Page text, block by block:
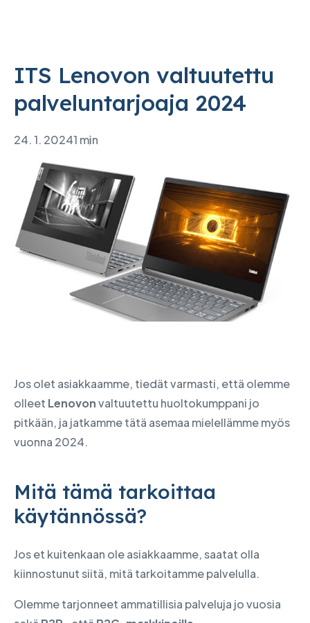
ITS Lenovon valtuutettu
palveluntarjoaja 2024
24. 1. 20241 min
Jos olet asiakkaamme, tiedät varmasti, että olemme
olleet Lenovonvaltuutettu huoltokumppani jo
pitkään, ja jatkamme tätä asemaa mielellämme myös
vuonna 2024.
Mitä tämä tarkoittaa
käytännössä?
Jos et kuitenkaan ole asiakkaamme, saatat olla
kiinnostunut siitä, mitä tarkoitamme palvelulla.
Olemme tarjonneet ammatillisia palveluja jo vuosia